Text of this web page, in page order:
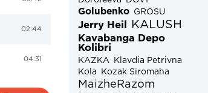
02:44
04:31
Golubenko GROSU
Jerry Heil KALUSH
Kavabanga Depo
Kolibri
KAZKA
Klavdia Petrivna
Kola
Kozak Siromaha
MaizheRazom